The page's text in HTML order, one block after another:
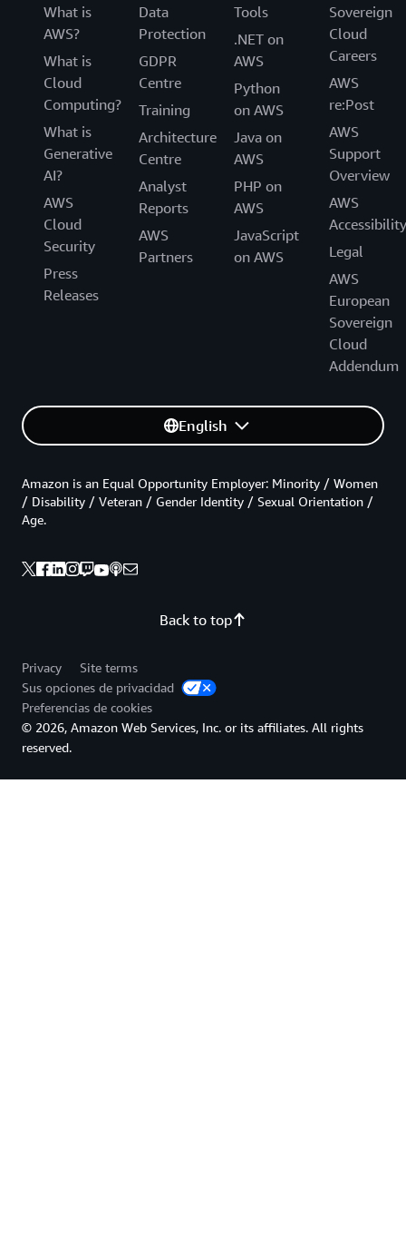
What is
AWS?
What is
Cloud
Computing?
What is
Generative
AI?
AWS
Cloud
Security
Press
Releases
Data
Protection
GDPR
Centre
Training
Architecture
Centre
Analyst
Reports
AWS
Partners
Tools
.NET on
AWS
Python
on AWS
Java on
AWS
PHP on
AWS
JavaScript
on AWS
Sovereign
Cloud
Careers
AWS
re:Post
AWS
Support
Overview
AWS
Accessibility
Legal
AWS
European
Sovereign
Cloud
Addendum
English
Back to top
Amazon is an Equal Opportunity Employer: Minority / Women
/ Disability / Veteran / Gender Identity / Sexual Orientation /
Age.
Privacy
Site terms
Sus opciones de privacidad
Preferencias de cookies
© 2026, Amazon Web Services, Inc. or its affiliates. All rights
reserved.